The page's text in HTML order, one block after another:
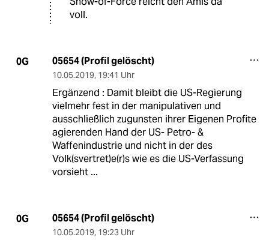
voll.
0G 05654 (Profil gelöscht)
10.05.2019, 19:41 Uhr
Ergänzend : Damit bleibt die US-Regierung
vielmehr fest in der manipulativen und
ausschließlich zugunsten ihrer Eigenen Profite
agierenden Hand der US- Petro- &
Waffenindustrie und nicht in der des
Volk(svertret)e(r)s wie es die US-Verfassung
vorsieht ...
0G 05654 (Profil gelöscht)
10.05.2019, 19:23 Uhr